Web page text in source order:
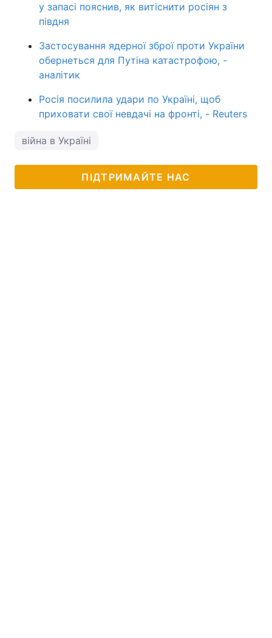
у запасі пояснив, як витіснити росіян з
півдня
Застосування ядерної зброї проти України
обернеться для Путіна катастрофою, -
аналітик
Росія посилила удари по Україні, щоб
приховати свої невдачі на фронті, - Reuters
війна в Україні
ПІДТРИМАЙТЕ НАС